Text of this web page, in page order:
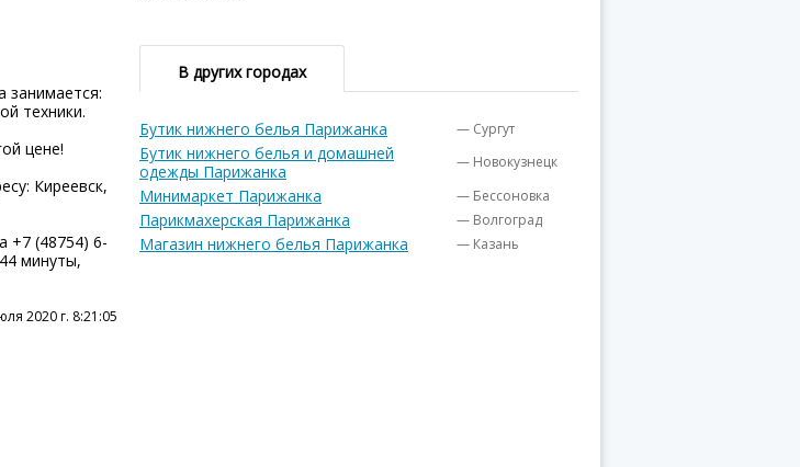
занимается:
техники.
цене!
Киреевск,
+7 (48754) 6-
минуты,
2020 г. 8:21:05
В других городах
Бутик нижнего белья Парижанка — Сургут
Бутик нижнего белья и домашней
одежды Парижанка
— Новокузнецк
Минимаркет Парижанка — Бессоновка
Парикмахерская Парижанка — Волгоград
Магазин нижнего белья Парижанка — Казань